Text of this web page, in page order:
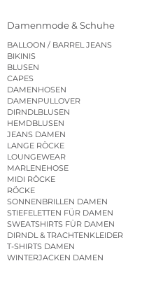
Damenmode & Schuhe
BALLOON / BARREL JEANS
BIKINIS
BLUSEN
CAPES
DAMENHOSEN
DAMENPULLOVER
DIRNDLBLUSEN
HEMDBLUSEN
JEANS DAMEN
LANGE RÖCKE
LOUNGEWEAR
MARLENEHOSE
MIDI RÖCKE
RÖCKE
SONNENBRILLEN DAMEN
STIEFELETTEN FÜR DAMEN
SWEATSHIRTS FÜR DAMEN
DIRNDL & TRACHTENKLEIDER
T-SHIRTS DAMEN
WINTERJACKEN DAMEN